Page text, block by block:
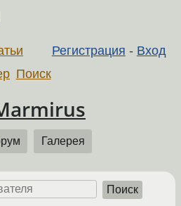
Регистрация - Вход
Поиск
Галерея
Поиск